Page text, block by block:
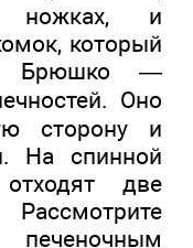
ножках, и
который
Брюшко —
Оно
сторону и
На спинной
две